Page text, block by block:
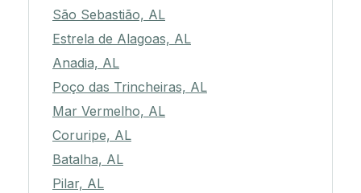
São Sebastião, AL
Estrela de Alagoas, AL
Anadia, AL
Poço das Trincheiras, AL
Mar Vermelho, AL
Coruripe, AL
Batalha, AL
Pilar, AL